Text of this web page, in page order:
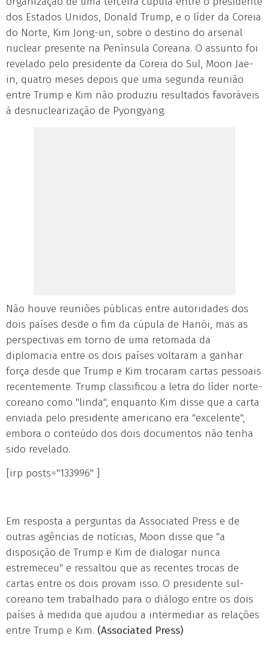
dos Estados Unidos, Donald Trump, e o líder da Coreia
do Norte, Kim Jong-un, sobre o destino do arsenal
nuclear presente na Península Coreana. O assunto foi
revelado pelo presidente da Coreia do Sul, Moon Jae-
in, quatro meses depois que uma segunda reunião
entre Trump e Kim não produziu resultados favoráveis
à desnuclearização de Pyongyang.
Não houve reuniões públicas entre autoridades dos
dois países desde o fim da cúpula de Hanói, mas as
perspectivas em torno de uma retomada da
diplomacia entre os dois países voltaram a ganhar
força desde que Trump e Kim trocaram cartas pessoais
recentemente. Trump classificou a letra do líder norte-
coreano como "linda", enquanto Kim disse que a carta
enviada pelo presidente americano era "excelente",
embora o conteúdo dos dois documentos não tenha
sido revelado.
[irp posts="133996" ]
Em resposta a perguntas da Associated Press e de
outras agências de notícias, Moon disse que "a
disposição de Trump e Kim de dialogar nunca
estremeceu" e ressaltou que as recentes trocas de
cartas entre os dois provam isso. O presidente sul-
coreano tem trabalhado para o diálogo entre os dois
países à medida que ajudou a intermediar as relações
entre Trump e Kim. (Associated Press)